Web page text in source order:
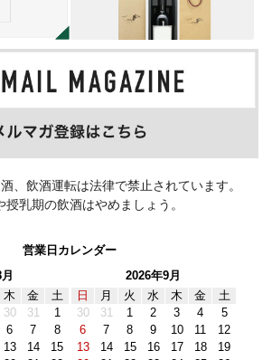
、飲酒運転は法律で禁止されています。
授乳期の飲酒はやめましょう。
営業日カレンダー
木 金
土
30 31
1
6 7
8
13 14
15
2026年9月
日
月 火 水 木 金
土
30
31 1 2 3 4
5
6
7 8 9 10 11
12
13
14 15 16 17 18
19